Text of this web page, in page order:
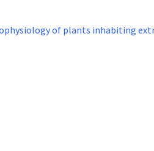
of plants inhabiting